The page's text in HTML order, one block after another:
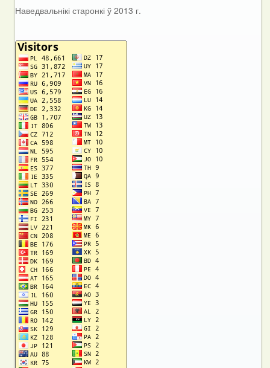
Наведвальнікі старонкі ў 2013 г.